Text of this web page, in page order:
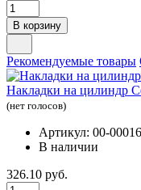
В корзину
Рекомендуемые товары
Накладки на цилиндр
(нет голосов)
Артикул: 00-
В наличии
326.10 руб.